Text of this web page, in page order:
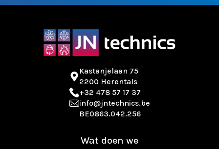
Kastanjelaan 75
2200 Herentals
+32 478 57 17 37
info@jntechnics.be
BE0863.042.256
Wat doen we